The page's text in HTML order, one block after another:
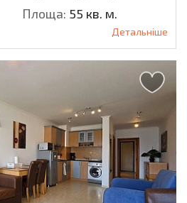
Площа: 55 кв. м.
Детальніше